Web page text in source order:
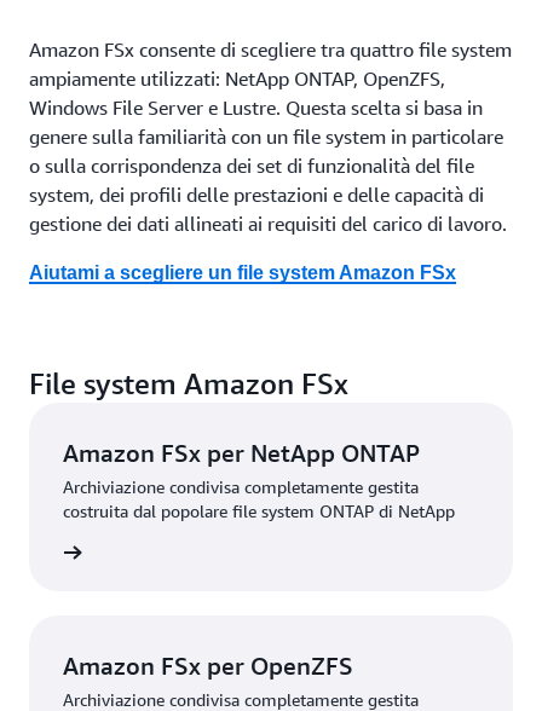
Amazon FSx consente di scegliere tra quattro file system
ampiamente utilizzati: NetApp ONTAP, OpenZFS,
Windows File Server e Lustre. Questa scelta si basa in
genere sulla familiarità con un file system in particolare
o sulla corrispondenza dei set di funzionalità del file
system, dei profili delle prestazioni e delle capacità di
gestione dei dati allineati ai requisiti del carico di lavoro.
Aiutami a scegliere un file system Amazon FSx
File system Amazon FSx
Amazon FSx per NetApp ONTAP
Archiviazione condivisa completamente gestita
costruita dal popolare file system ONTAP di NetApp
Amazon FSx per OpenZFS
Archiviazione condivisa completamente gestita